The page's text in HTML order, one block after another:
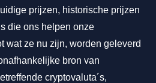
prijzen, historische prijzen
die ons helpen onze
wat ze nu zijn, worden geleverd
bron van
cryptovaluta´s,